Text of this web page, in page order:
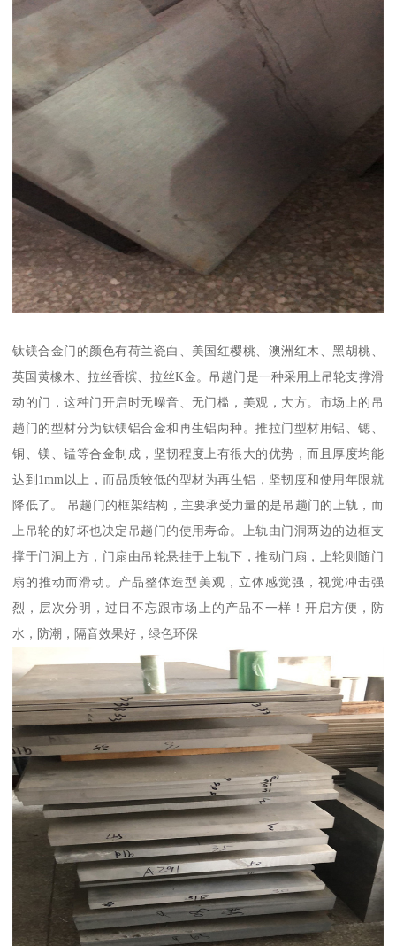
钛镁合金门的颜色有荷兰瓷白、美国红樱桃、澳洲红木、黑胡桃、
英国黄橡木、拉丝香槟、拉丝K金。吊趟门是一种采用上吊轮支撑滑
动的门，这种门开启时无噪音、无门槛，美观，大方。市场上的吊
趟门的型材分为钛镁铝合金和再生铝两种。推拉门型材用铝、锶、
铜、镁、锰等合金制成，坚韧程度上有很大的优势，而且厚度均能
达到1mm以上，而品质较低的型材为再生铝，坚韧度和使用年限就
降低了。 吊趟门的框架结构，主要承受力量的是吊趟门的上轨，而
上吊轮的好坏也决定吊趟门的使用寿命。上轨由门洞两边的边框支
撑于门洞上方，门扇由吊轮悬挂于上轨下，推动门扇，上轮则随门
扇的推动而滑动。产品整体造型美观，立体感觉强，视觉冲击强
烈，层次分明，过目不忘跟市场上的产品不一样！开启方便，防
水，防潮，隔音效果好，绿色环保